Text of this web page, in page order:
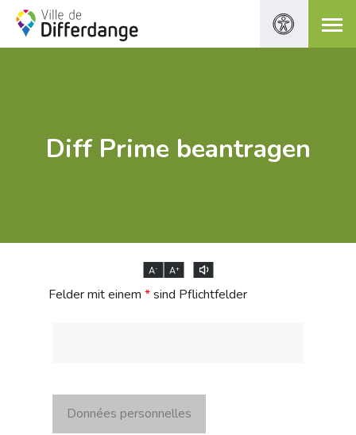
Diff Prime beantragen
A- A+
Felder mit einem *sind Pflichtfelder
Données personnelles